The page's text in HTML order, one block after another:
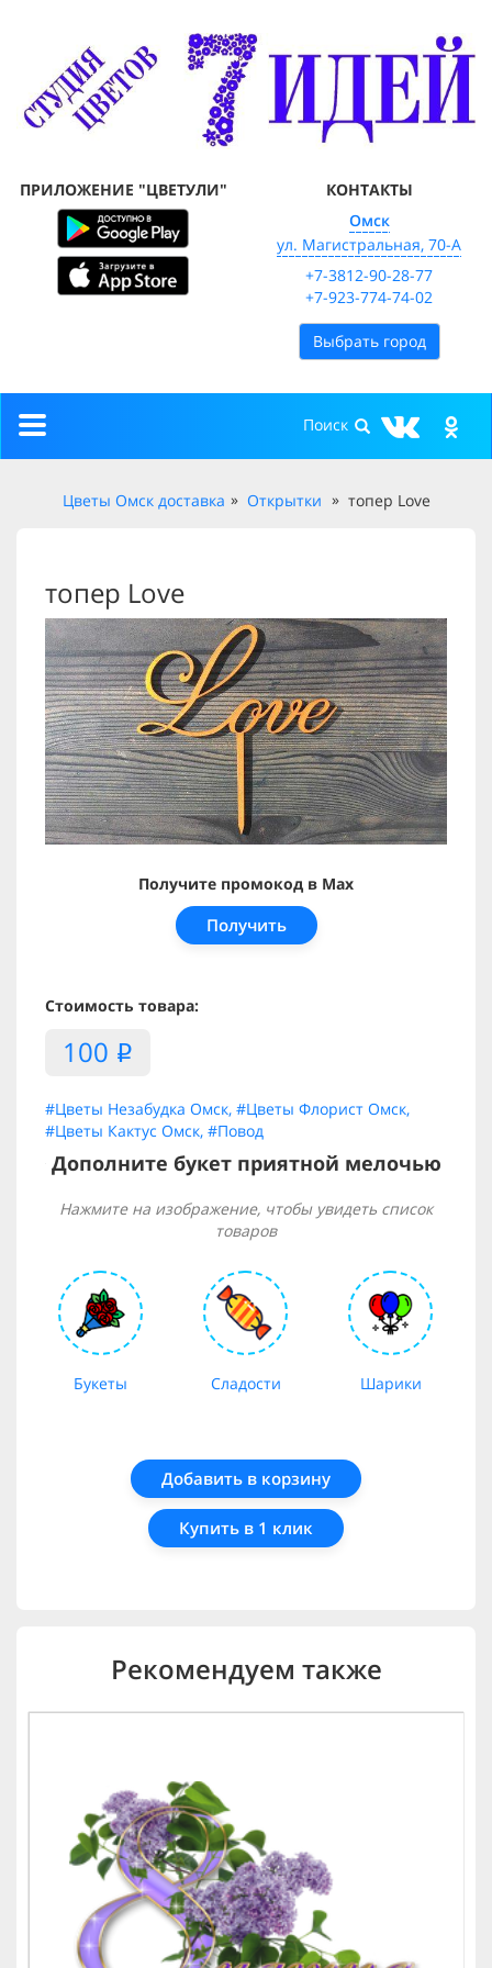
ПРИЛОЖЕНИЕ "ЦВЕТУЛИ"
КОНТАКТЫ
Омск
ул. Магистральная, 70-А
+7-3812-90-28-77
+7-923-774-74-02
Выбрать город
Toggle
Цветы Омск доставка Открытки топер Love
топер Love
Получите промокод в Max
Получить
Стоимость товара:
100 i
#Цветы Незабудка Омск, #Цветы Флорист Омск,
#Цветы Кактус Омск, #Повод
Дополните букет приятной мелочью
Нажмите на изображение, чтобы увидеть список
товаров
Букеты Сладости Шарики
Добавить в корзину
Купить в 1 клик
Рекомендуем также